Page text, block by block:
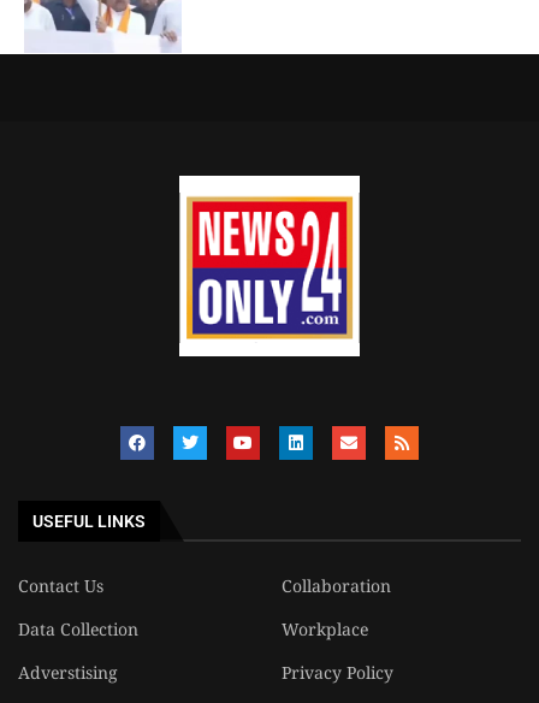
USEFUL LINKS
Contact Us
Collaboration
Data Collection
Workplace
Adverstising
Privacy Policy